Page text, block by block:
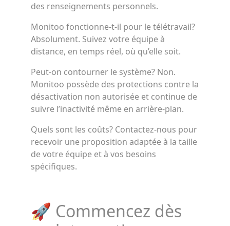
des renseignements personnels.
Monitoo fonctionne-t-il pour le télétravail?
Absolument. Suivez votre équipe à
distance, en temps réel, où qu’elle soit.
Peut-on contourner le système? Non.
Monitoo possède des protections contre la
désactivation non autorisée et continue de
suivre l’inactivité même en arrière-plan.
Quels sont les coûts? Contactez-nous pour
recevoir une proposition adaptée à la taille
de votre équipe et à vos besoins
spécifiques.
🚀 Commencez dès